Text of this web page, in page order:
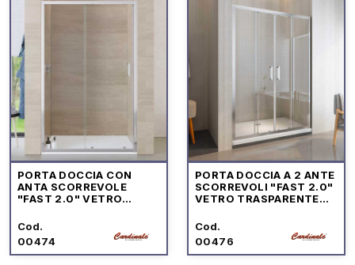
PORTA DOCCIA CON
ANTA SCORREVOLE
"FAST 2.0" VETRO
CROMO
Cod.
00474
PORTA DOCCIA A 2 ANTE
SCORREVOLI "FAST 2.0"
VETRO TRASPARENTE
Cod.
00476